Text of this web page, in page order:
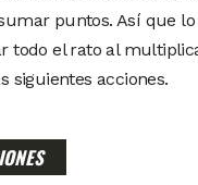
puntos. Así que
todo el rato al
siguientes acciones.